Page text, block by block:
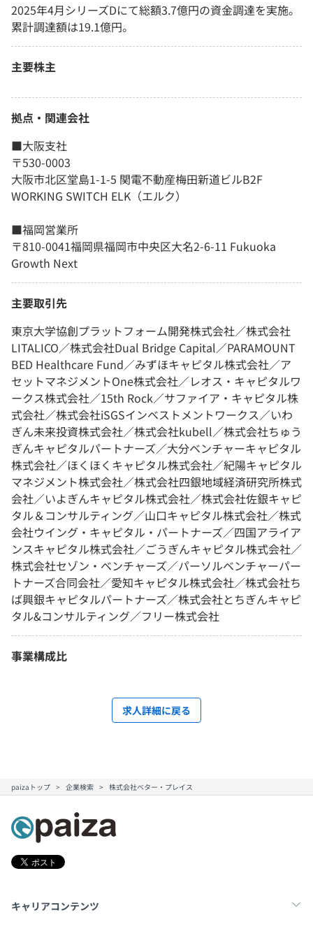
2025年4月シリーズDにて総額3.7億円の資金調達を実施。
累計調達額は19.1億円。
主要株主
拠点・関連会社
■大阪支社
〒530-0003
大阪市北区堂島1-1-5 関電不動産梅田新道ビルB2F
WORKING SWITCH ELK（エルク）
■福岡営業所
〒810-0041福岡県福岡市中央区大名2-6-11 Fukuoka
Growth Next
主要取引先
東京大学協創プラットフォーム開発株式会社／株式会社
LITALICO／株式会社Dual Bridge Capital／PARAMOUNT
BED Healthcare Fund／みずほキャピタル株式会社／ア
セットマネジメントOne株式会社／レオス・キャピタルワ
ークス株式会社／15th Rock／サファイア・キャピタル株
式会社／株式会社iSGSインベストメントワークス／いわ
ぎん未来投資株式会社／株式会社kubell／株式会社ちゅう
ぎんキャピタルパートナーズ／大分ベンチャーキャピタル
株式会社／ほくほくキャピタル株式会社／紀陽キャピタル
マネジメント株式会社／株式会社四銀地域経済研究所株式
会社／いよぎんキャピタル株式会社／株式会社佐銀キャピ
タル＆コンサルティング／山口キャピタル株式会社／株式
会社ウイング・キャピタル・パートナーズ／四国アライア
ンスキャピタル株式会社／ごうぎんキャピタル株式会社／
株式会社セゾン・ベンチャーズ／パーソルベンチャーパー
トナーズ合同会社／愛知キャピタル株式会社／株式会社ち
ば興銀キャピタルパートナーズ／株式会社とちぎんキャピ
タル&コンサルティング／フリー株式会社
事業構成比
求人詳細に戻る
paizaトップ 企業検索 株式会社ベター・プレイス
キャリアコンテンツ